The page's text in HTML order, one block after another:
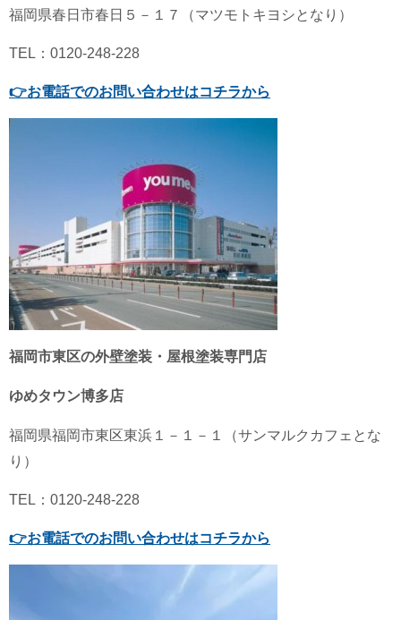
福岡県春日市春日５－１７（マツモトキヨシとなり）
TEL：0120-248-228
👉お電話でのお問い合わせはコチラから
福岡市東区の外壁塗装・屋根塗装専門店
ゆめタウン博多店
福岡県福岡市東区東浜１－１－１（サンマルクカフェとな
り）
TEL：0120-248-228
👉お電話でのお問い合わせはコチラから